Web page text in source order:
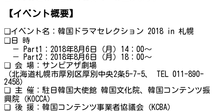
【イベント概要】
❏イベント名：韓国ドラマセレクション 2018 in 札幌
❏日 時
－ Part1：2018年8月6日（月）14：00～
－ Part2：2018年8月6日（月）18：00～
❏ 会 場：サンピアザ劇場
（北海道札幌市厚別区厚別中央2条5-7-5、 TEL 011-890-
2458）
❏ 主 催：駐日韓国大使館 韓国文化院、韓国コンテンツ振
興院（KOCCA）
❏ 後 援：韓国コンテンツ事業者協議会（KCBA）